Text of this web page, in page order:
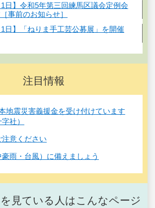
1日】令和5年第三回練馬区議会定例会
事前のお知らせ］
1日】「ねりま手工芸公募展」を開催
注目情報
地震災害義援金を受け付けています
社）
意ください
雨・台風）に備えましょう
見ている人はこんなページ